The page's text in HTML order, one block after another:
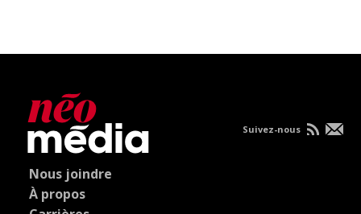
Nous joindre
À propos
Suivez-nous